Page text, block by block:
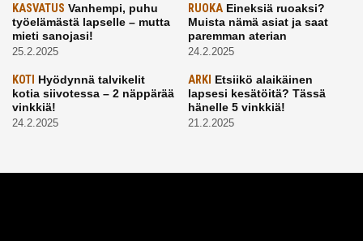
KASVATUS Vanhempi, puhu
työelämästä lapselle – mutta
mieti sanojasi!
25.2.2025
RUOKAEineksiä ruoaksi?
Muista nämä asiat ja saat
paremman aterian
24.2.2025
KOTI Hyödynnä talvikelit
kotia siivotessa – 2 näppärää
vinkkiä!
24.2.2025
ARKI Etsiikö alaikäinen
lapsesi kesätöitä? Tässä
hänelle 5 vinkkiä!
21.2.2025